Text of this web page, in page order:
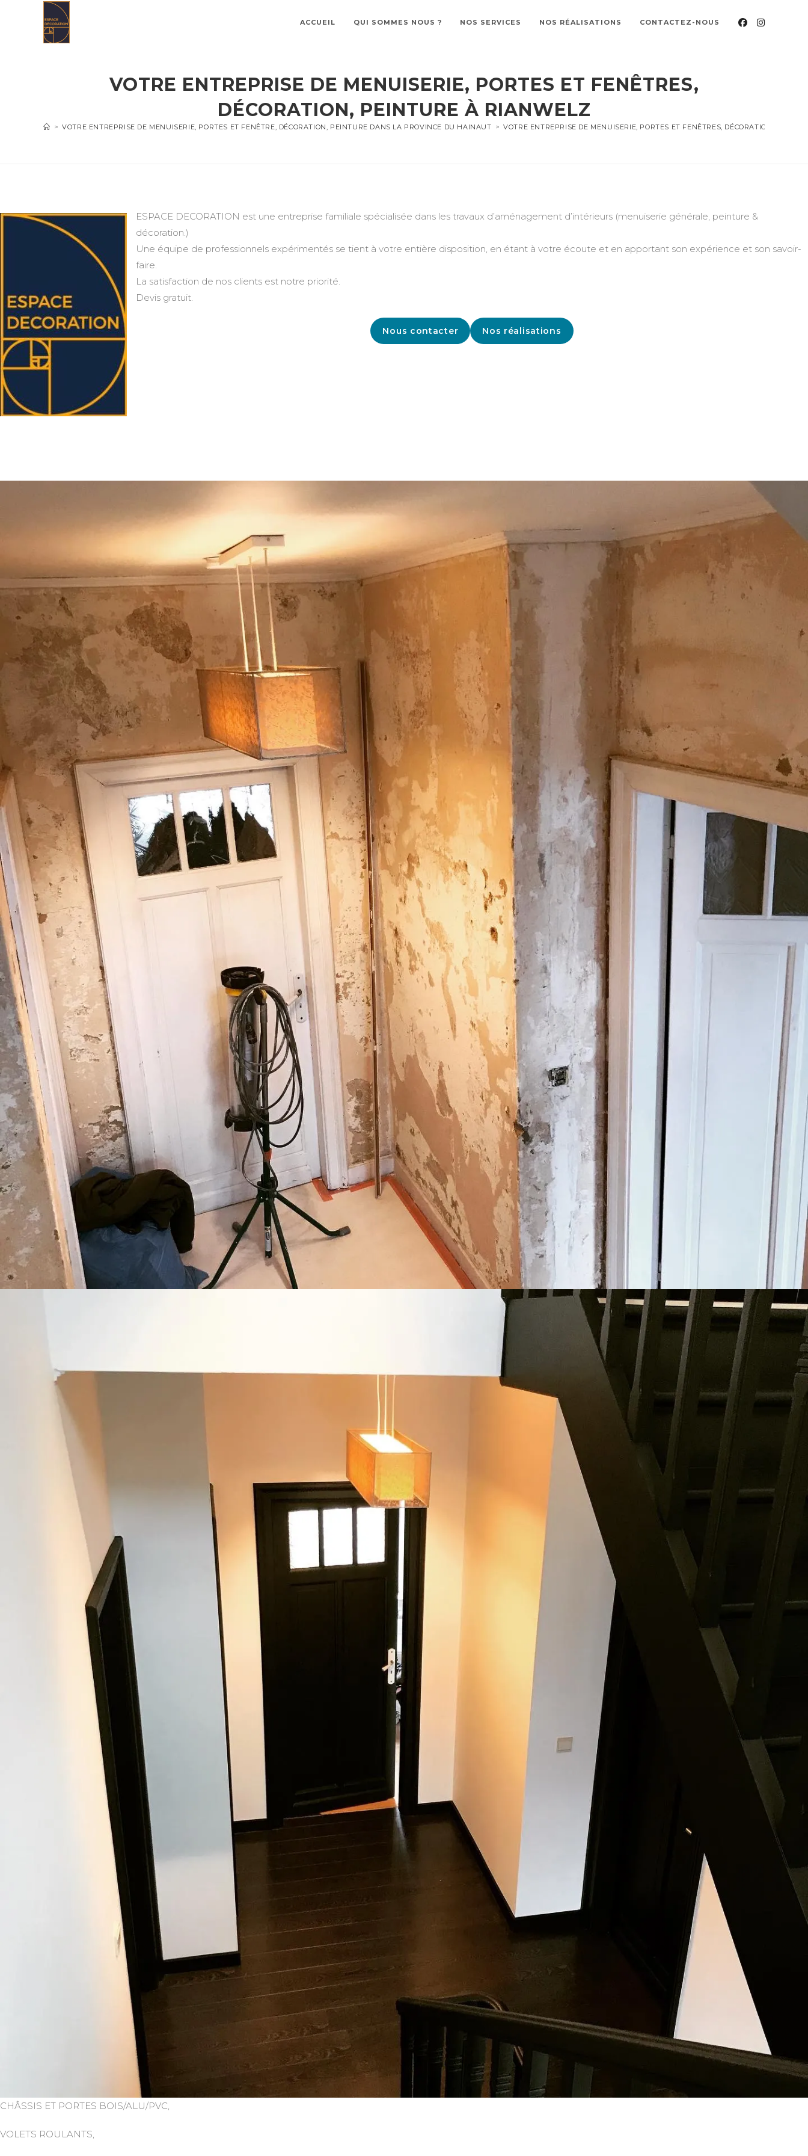
ACCUEIL QUI SOMMES NOUS ? NOS SERVICES NOS RÉALISATIONS CONTACTEZ-NOUS
VOTRE ENTREPRISE DE MENUISERIE, PORTES ET FENÊTRES,
DÉCORATION, PEINTURE À RIANWELZ
> VOTRE ENTREPRISE DE MENUISERIE, PORTES ET FENÊTRE, DÉCORATION, PEINTURE DANS LA PROVINCE DU HAINAUT > VOTRE ENTREPRISE DE MENUISERIE, PORTES ET FENÊTRES, DÉCORATION,
ESPACE DECORATION est une entreprise familiale spécialisée dans les travaux d’aménagement d’intérieurs (menuiserie générale, peinture &
décoration.)
Une équipe de professionnels expérimentés se tient à votre entière disposition, en étant à votre écoute et en apportant son expérience et son savoir-
faire.
La satisfaction de nos clients est notre priorité.
Devis gratuit.
Nous contacter Nos réalisations
CHÂSSIS ET PORTES BOIS/ALU/PVC,
VOLETS ROULANTS,